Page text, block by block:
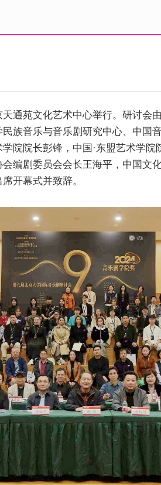
通苑文化艺术中心举行。研讨会
族音乐与音乐剧研究中心、中国
院院长彭锋，中国·东盟艺术学
编剧委员会会长王海平，中国文
开幕式并致辞。